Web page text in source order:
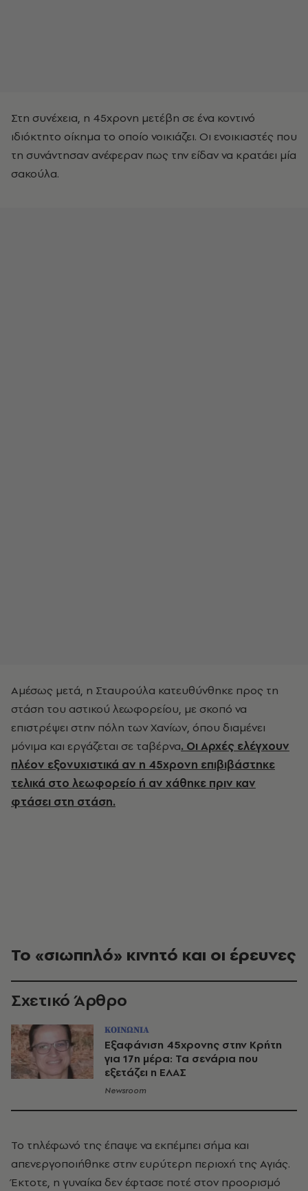
Στη συνέχεια, η 45χρονη μετέβη σε ένα κοντινό
ιδιόκτητο οίκημα το οποίο νοικιάζει. Οι ενοικιαστές που
τη συνάντησαν ανέφεραν πως την είδαν να κρατάει μία
σακούλα.
Αμέσως μετά, η Σταυρούλα κατευθύνθηκε προς τη
στάση του αστικού λεωφορείου, με σκοπό να
επιστρέψει στην πόλη των Χανίων, όπου διαμένει
μόνιμα και εργάζεται σε ταβέρνα. Οι Αρχές ελέγχουν
πλέον εξονυχιστικά αν η 45χρονη επιβιβάστηκε
τελικά στο λεωφορείο ή αν χάθηκε πριν καν
φτάσει στη στάση.
Το «σιωπηλό» κινητό και οι έρευνες
Σχετικό Άρθρο
ΚΟΙΝΩΝΙΑ
Εξαφάνιση 45χρονης στην Κρήτη
για 17η μέρα: Τα σενάρια που
εξετάζει η ΕΛΑΣ
Newsroom
Το τηλέφωνό της έπαψε να εκπέμπει σήμα και
απενεργοποιήθηκε στην ευρύτερη περιοχή της Αγιάς.
Έκτοτε, η γυναίκα δεν έφτασε ποτέ στον προορισμό